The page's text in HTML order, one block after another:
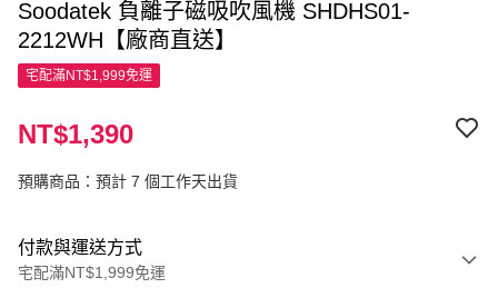
Soodatek 負離子磁吸吹風機 SHDHS01-
2212WH【廠商直送】
宅配滿NT$1,999免運
NT$1,390
預購商品：預計 7 個工作天出貨
付款與運送方式
宅配滿NT$1,999免運